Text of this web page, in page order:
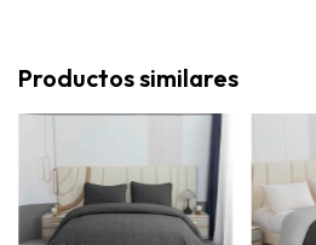
Productos similares